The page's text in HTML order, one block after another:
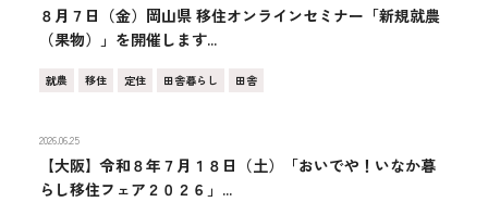
８月７日（金）岡山県 移住オンラインセミナー「新規就農
（果物）」を開催します...
就農 移住 定住 田舎暮らし 田舎
2026.06.25
【大阪】令和８年７月１８日（土）「おいでや！いなか暮
らし移住フェア２０２６」...